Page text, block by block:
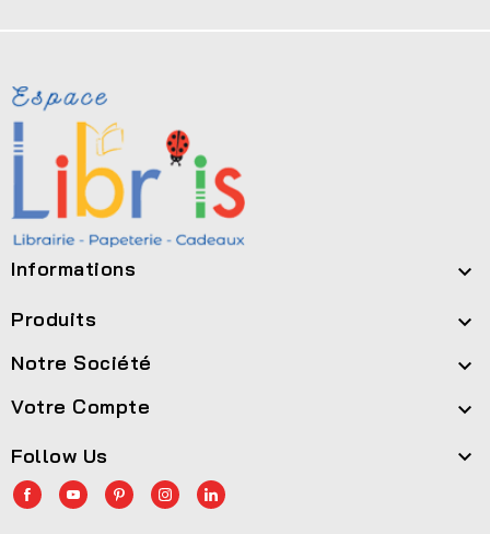
Informations 
Produits 
Notre Société 
Votre Compte 
Follow Us 